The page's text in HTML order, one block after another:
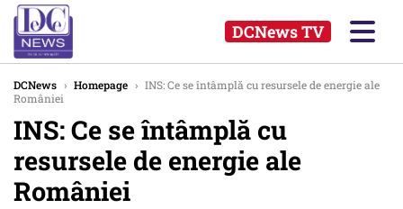
DCNews TV
DCNews › Homepage › INS: Ce se întâmplă cu resursele de energie ale
României
INS: Ce se întâmplă cu
resursele de energie ale
României